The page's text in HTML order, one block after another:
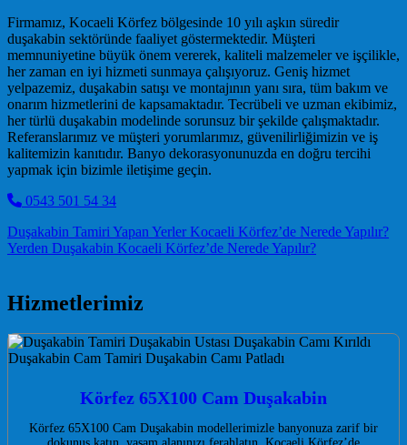
Firmamız, Kocaeli Körfez bölgesinde 10 yılı aşkın süredir
duşakabin sektöründe faaliyet göstermektedir. Müşteri
memnuniyetine büyük önem vererek, kaliteli malzemeler ve işçilikle,
her zaman en iyi hizmeti sunmaya çalışıyoruz. Geniş hizmet
yelpazemiz, duşakabin satışı ve montajının yanı sıra, tüm bakım ve
onarım hizmetlerini de kapsamaktadır. Tecrübeli ve uzman ekibimiz,
her türlü duşakabin modelinde sorunsuz bir şekilde çalışmaktadır.
Referanslarımız ve müşteri yorumlarımız, güvenilirliğimizin ve iş
kalitemizin kanıtıdır. Banyo dekorasyonunuzda en doğru tercihi
yapmak için bizimle iletişime geçin.
0543 501 54 34
Post navigation
Duşakabin Tamiri Yapan Yerler Kocaeli Körfez’de Nerede Yapılır?
Yerden Duşakabin Kocaeli Körfez’de Nerede Yapılır?
Hizmetlerimiz
Körfez 65X100 Cam Duşakabin
Körfez 65X100 Cam Duşakabin modellerimizle banyonuza zarif bir